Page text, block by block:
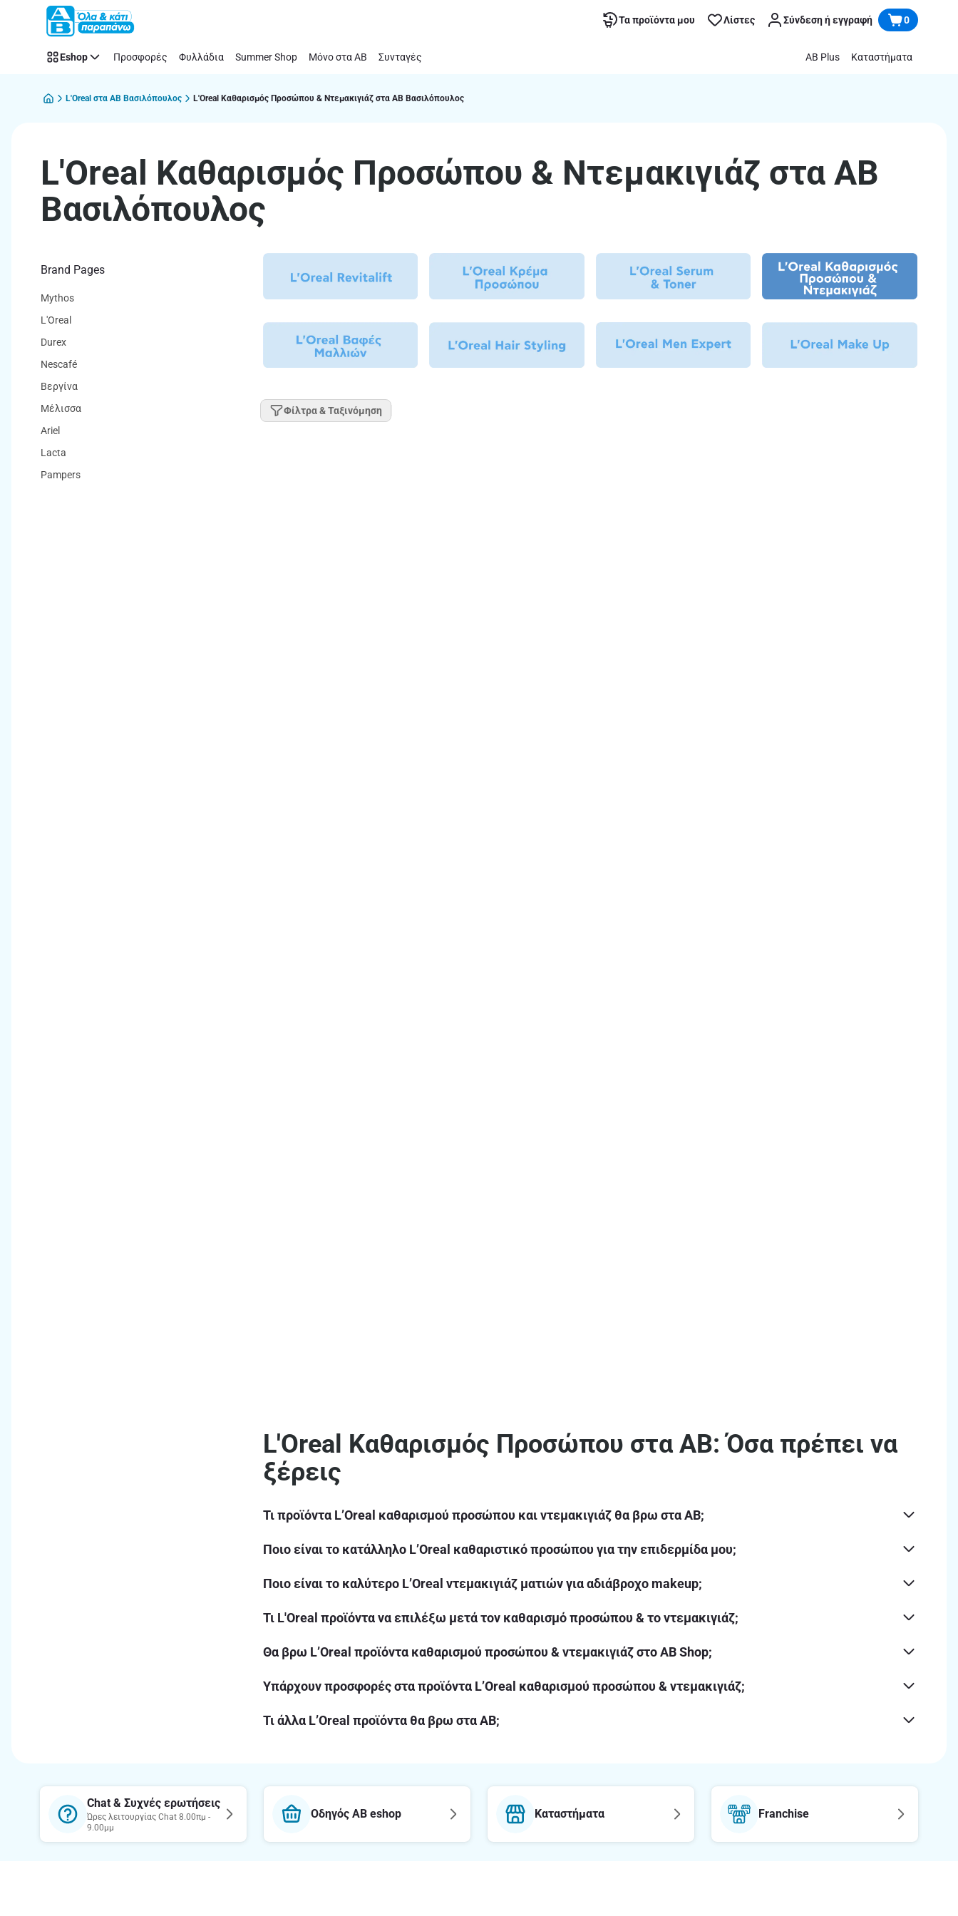
Παράλειψη
Καθαρισμός
Προσώπου
Τα προϊόντα μου Λίστες Σύνδεση ή εγγραφή 0
Eshop Προσφορές Φυλλάδια Summer Shop Μόνο στα ΑΒ Συνταγές AB Plus Καταστήματα
L'Oreal στα ΑΒ Βασιλόπουλος L'Oreal Καθαρισμός Προσώπου & Ντεμακιγιάζ στα ΑΒ Βασιλόπουλος
L'Oreal Καθαρισμός Προσώπου & Ντεμακιγιάζ στα ΑΒ
Βασιλόπουλος
Brand Pages
Mythos
L'Oreal
Durex
Nescafé
Βεργίνα
Μέλισσα
Ariel
Lacta
Pampers
Φίλτρα & Ταξινόμηση
L'Oreal Καθαρισμός Προσώπου στα ΑΒ: Όσα πρέπει να
ξέρεις
Τι προϊόντα L’Oreal καθαρισμού προσώπου και ντεμακιγιάζ θα βρω στα ΑΒ;
Ποιο είναι το κατάλληλο L’Oreal καθαριστικό προσώπου για την επιδερμίδα μου;
Ποιο είναι το καλύτερο L’Oreal ντεμακιγιάζ ματιών για αδιάβροχο makeup;
Τι L'Oreal προϊόντα να επιλέξω μετά τον καθαρισμό προσώπου & το ντεμακιγιάζ;
Θα βρω L’Oreal προϊόντα καθαρισμού προσώπου & ντεμακιγιάζ στο ΑΒ Shop;
Υπάρχουν προσφορές στα προϊόντα L’Oreal καθαρισμού προσώπου & ντεμακιγιάζ;
Τι άλλα L’Oreal προϊόντα θα βρω στα ΑΒ;
Chat & Συχνές ερωτήσεις
Ώρες λειτουργίας Chat 8.00πμ -
9.00μμ
Οδηγός AB eshop Καταστήματα Franchise